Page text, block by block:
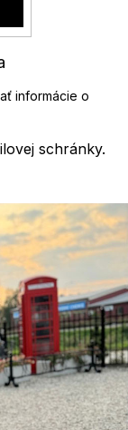
schránky.
informácie o